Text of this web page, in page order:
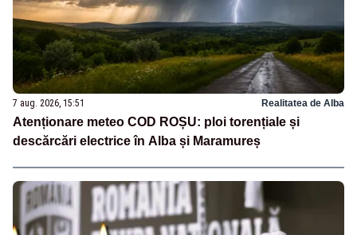
7 aug. 2026, 15:51 Realitatea de Alba
Atenționare meteo COD ROȘU: ploi torențiale și
descărcări electrice în Alba și Maramureș